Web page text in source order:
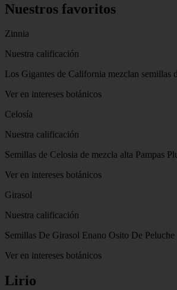
Nuestros favoritos
Zinnia
Nuestra calificación
Los Gigantes de California mezclan semillas
Ver en intereses botánicos
Celosía
Nuestra calificación
Semillas de Celosia de mezcla alta Pampas
Ver en intereses botánicos
Girasol
Nuestra calificación
Semillas De Girasol Enano Osito De Peluche
Ver en intereses botánicos
Lirio